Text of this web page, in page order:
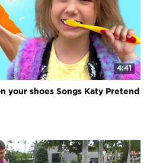
4:41
your shoes Songs Katy Pretend